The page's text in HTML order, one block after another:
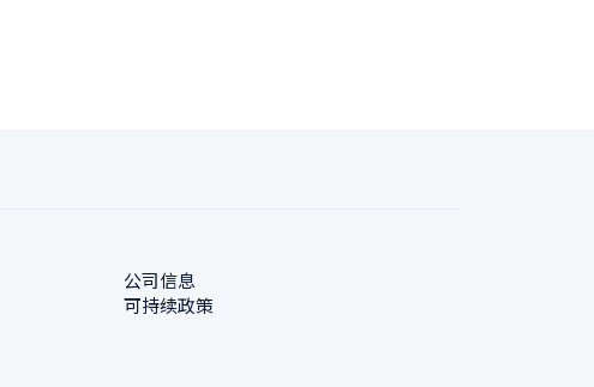
公司信息
可持续政策